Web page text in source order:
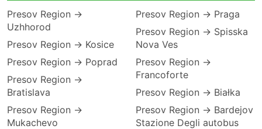
Presov Region →
Uzhhorod
Presov Region → Kosice
Presov Region → Poprad
Presov Region →
Bratislava
Presov Region →
Mukachevo
Presov Region → Praga
Presov Region → Spisska
Nova Ves
Presov Region →
Francoforte
Presov Region → Białka
Presov Region → Bardejov
Stazione Degli autobus